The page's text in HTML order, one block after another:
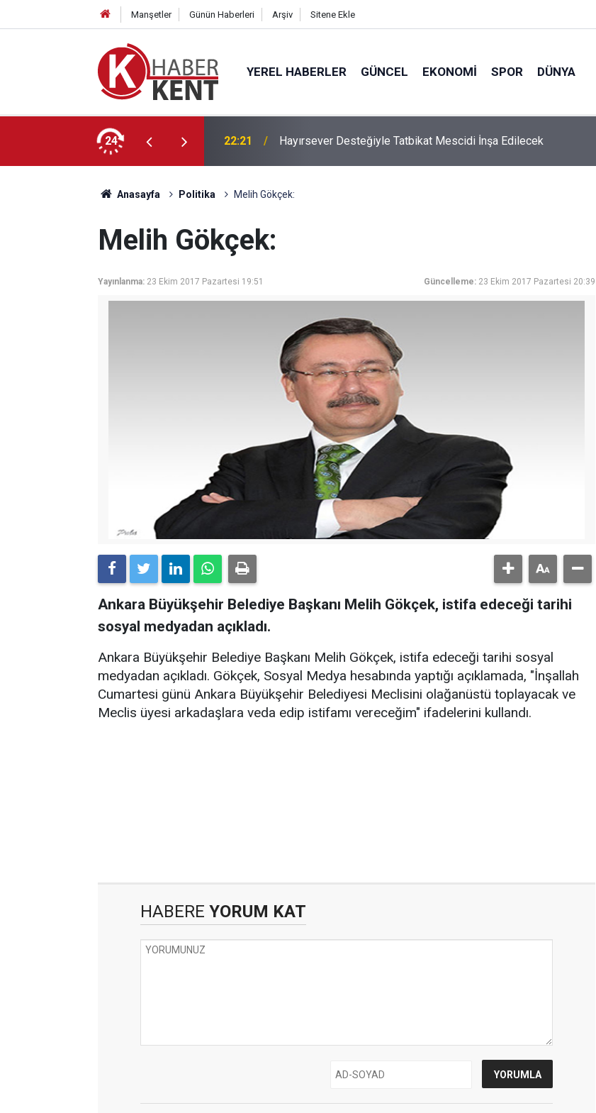
Manşetler Günün Haberleri Arşiv Sitene Ekle
YEREL HABERLER GÜNCEL EKONOMI SPOR DÜNYA
24 22:21 Hayırsever Desteğiyle Tatbikat Mescidi İnşa Edilecek
Anasayfa Politika Melih Gökçek:
Melih Gökçek:
Yayınlanma: 23 Ekim 2017 Pazartesi 19:51 Güncelleme: 23 Ekim 2017 Pazartesi 20:39
Ankara Büyükşehir Belediye Başkanı Melih Gökçek, istifa edeceği tarihi
sosyal medyadan açıkladı.
Ankara Büyükşehir Belediye Başkanı Melih Gökçek, istifa edeceği tarihi sosyal
medyadan açıkladı. Gökçek, Sosyal Medya hesabında yaptığı açıklamada, "İnşallah
Cumartesi günü Ankara Büyükşehir Belediyesi Meclisini olağanüstü toplayacak ve
Meclis üyesi arkadaşlara veda edip istifamı vereceğim" ifadelerini kullandı.
HABERE YORUM KAT